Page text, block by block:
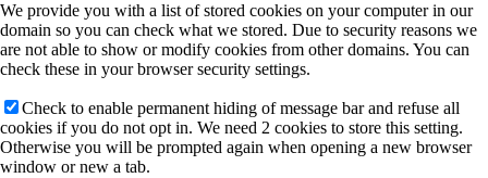
We provide you with a list of stored cookies on your computer in our
domain so you can check what we stored. Due to security reasons we
are not able to show or modify cookies from other domains. You can
check these in your browser security settings.
Check to enable permanent hiding of message bar and refuse all
cookies if you do not opt in. We need 2 cookies to store this setting.
Otherwise you will be prompted again when opening a new browser
window or new a tab.